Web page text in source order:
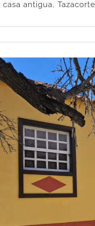
casa antigua, Tazacorte